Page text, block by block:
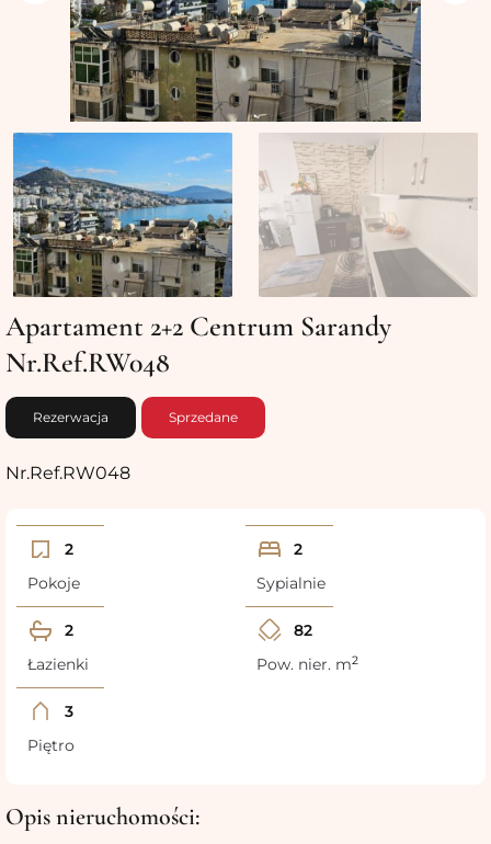
Apartament 2+2 Centrum Sarandy
Nr.Ref.RW048
Rezerwacja Sprzedane
Nr.Ref.RW048
2
Pokoje
2
Sypialnie
2
Łazienki
82
Pow. nier. m2
3
Piętro
Opis nieruchomości: